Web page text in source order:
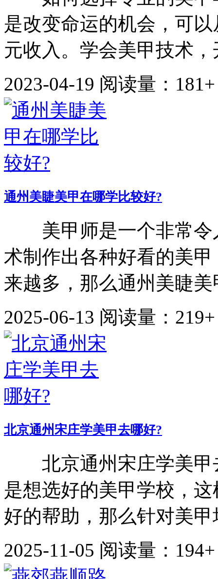
是改变命运的机会，可
元收入。学会美甲技术
2023-04-19 阅读量：181+
通州美睫美甲在哪学比较好?
美甲师是一个非常令
术制作出各种好看的美
来越多，那么通州美睫
2025-06-13 阅读量：219+
北京通州宋庄学美甲去哪好?
北京通州宋庄学美甲
是想选好的美甲学校，
好的帮助，那么针对美
2025-11-05 阅读量：194+